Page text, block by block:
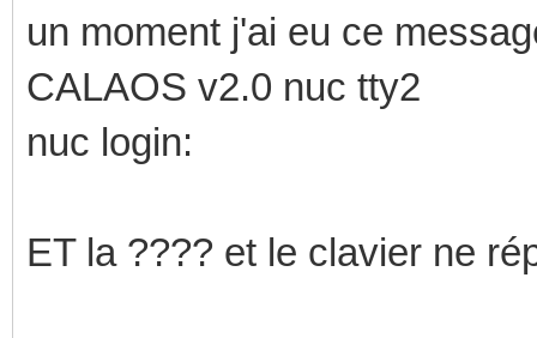
un moment j'ai eu ce
CALAOS v2.0 nuc tty2
nuc login:
ET la ???? et le clavier ne